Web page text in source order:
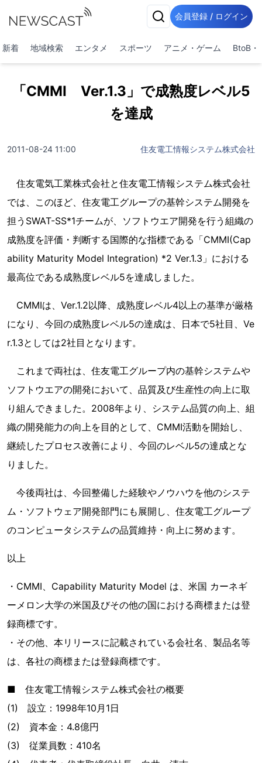
会員登録 / ログイン
新着 地域検索 エンタメ スポーツ アニメ・ゲーム BtoB・
「CMMI Ver.1.3」で成熟度レベル5
を達成
2011-08-24 11:00 住友電工情報システム株式会社
住友電気工業株式会社と住友電工情報システム株式会社
では、このほど、住友電工グループの基幹システム開発を
担うSWAT-SS*1チームが、ソフトウエア開発を行う組織の
成熟度を評価・判断する国際的な指標である「CMMI(Cap
ability Maturity Model Integration) *2 Ver.1.3」における
最高位である成熟度レベル5を達成しました。
CMMIは、Ver.1.2以降、成熟度レベル4以上の基準が厳格
になり、今回の成熟度レベル5の達成は、日本で5社目、Ve
r.1.3としては2社目となります。
これまで両社は、住友電工グループ内の基幹システムや
ソフトウエアの開発において、品質及び生産性の向上に取
り組んできました。2008年より、システム品質の向上、組
織の開発能力の向上を目的として、CMMI活動を開始し、
継続したプロセス改善により、今回のレベル5の達成とな
りました。
今後両社は、今回整備した経験やノウハウを他のシステ
ム・ソフトウェア開発部門にも展開し、住友電工グループ
のコンピュータシステムの品質維持・向上に努めます。
以上
・CMMI、Capability Maturity Model は、米国 カーネギ
ーメロン大学の米国及びその他の国における商標または登
録商標です。
・その他、本リリースに記載されている会社名、製品名等
は、各社の商標または登録商標です。
■ 住友電工情報システム株式会社の概要
(1) 設立：1998年10月1日
(2) 資本金：4.8億円
(3) 従業員数：410名